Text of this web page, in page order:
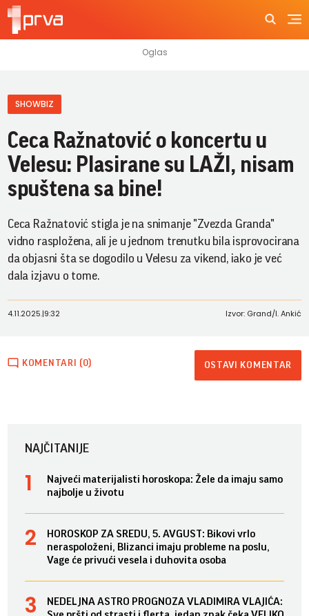
SHOWBIZ
Ceca Ražnatović o koncertu u
Velesu: Plasirane su LAŽI, nisam
spuštena sa bine!
Ceca Ražnatović stigla je na snimanje "Zvezda Granda"
vidno raspložena, ali je u jednom trenutku bila isprovocirana
da objasni šta se dogodilo u Velesu za vikend, iako je već
dala izjavu o tome.
4.11.2025.|9:32 Izvor: Grand/I. Ankić
KOMENTARI (0) OSTAVI KOMENTAR
NAJČITANIJE
Najveći materijalisti horoskopa: Žele da imaju samo
najbolje u životu
HOROSKOP ZA SREDU, 5. AVGUST: Bikovi vrlo
neraspoloženi, Blizanci imaju probleme na poslu,
Vage će privući vesela i duhovita osoba
NEDELJNA ASTRO PROGNOZA VLADIMIRA VLAJIĆA: